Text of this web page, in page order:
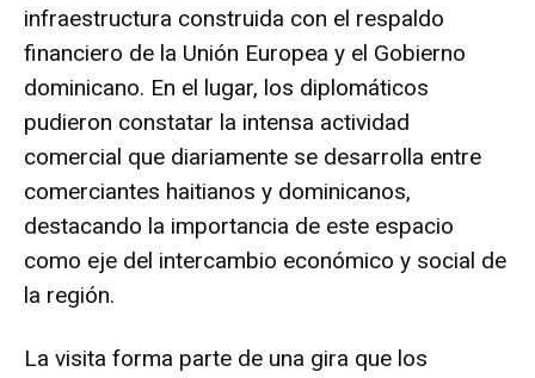
infraestructura construida con el respaldo
financiero de la Unión Europea y el Gobierno
dominicano. En el lugar, los diplomáticos
pudieron constatar la intensa actividad
comercial que diariamente se desarrolla entre
comerciantes haitianos y dominicanos,
destacando la importancia de este espacio
como eje del intercambio económico y social de
la región.
La visita forma parte de una gira que los